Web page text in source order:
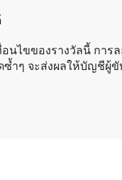
นไขของรางวัลนี้ การ
ซ้ำๆ จะส่งผลให้บัญชี